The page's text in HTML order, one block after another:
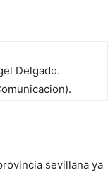
Delgado.
sevillana ya